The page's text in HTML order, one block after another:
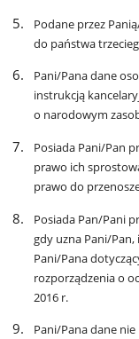
Podane przez
do państwa
Pani/Pana dane
instrukcją
o narodowym
Posiada Pani/Pan
prawo ich
prawo do
Posiada Pan/Pani
gdy uzna Pani/
Pani/Pana
rozporządzenia o
2016 r.
Pani/Pana dane